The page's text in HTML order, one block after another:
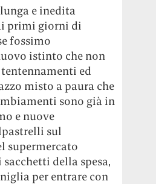
e inedita
primi giorni di
fossimo
istinto che non
ed
misto a paura che
sono già in
e nuove
sul
supermercato
della spesa,
per entrare con